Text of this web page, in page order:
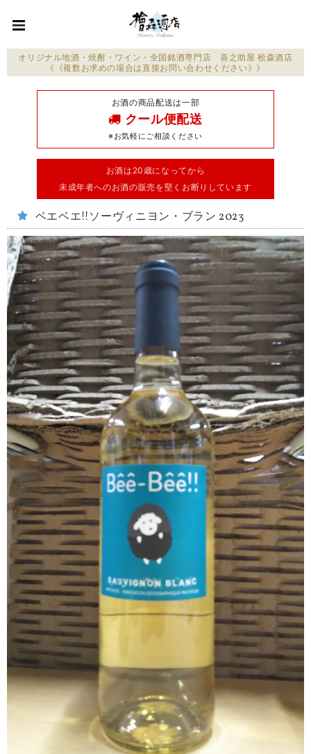
オリジナル地酒・焼酎・ワイン・全国銘酒専門店 喜之助屋 桧森酒店
《《複数お求めの場合は直接お問い合わせください》》
お酒の商品配送は一部
クール便配送
※お気軽にご相談ください
お酒は20歳になってから
未成年者へのお酒の販売を堅くお断りしています
ベエベエ!!ソーヴィニヨン・ブラン 2023